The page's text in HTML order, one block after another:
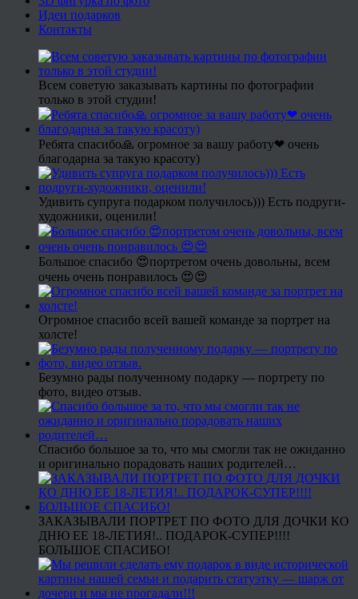
Идеи подарков
Контакты
Всем советую заказывать картины по фотографии
только в этой студии!
Ребята спасибо🙏 огромное за вашу работу❤ очень
благодарна за такую красоту)
Удивить супруга подарком получилось))) Есть подруги-
художники, оценили!
Большое спасибо 😍портретом очень довольны, всем
очень очень понравилось 😍😍
Огромное спасибо всей вашей команде за портрет на
холсте!
Безумно рады полученному подарку — портрету по
фото, видео отзыв.
Спасибо большое за то, что мы смогли так не ожиданно
и оригинально порадовать наших родителей…
ЗАКАЗЫВАЛИ ПОРТРЕТ ПО ФОТО ДЛЯ ДОЧКИ КО
ДНЮ ЕЕ 18-ЛЕТИЯ!.. ПОДАРОК-СУПЕР!!!!
БОЛЬШОЕ СПАСИБО!